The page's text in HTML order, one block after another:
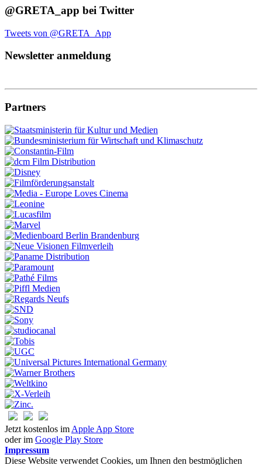
@GRETA_app bei Twitter
Tweets von @GRETA_App
Newsletter anmeldung
Partners
Jetzt kostenlos im Apple App Store
oder im Google Play Store
Impressum
Diese Website verwendet Cookies, um Ihnen den bestmöglichen